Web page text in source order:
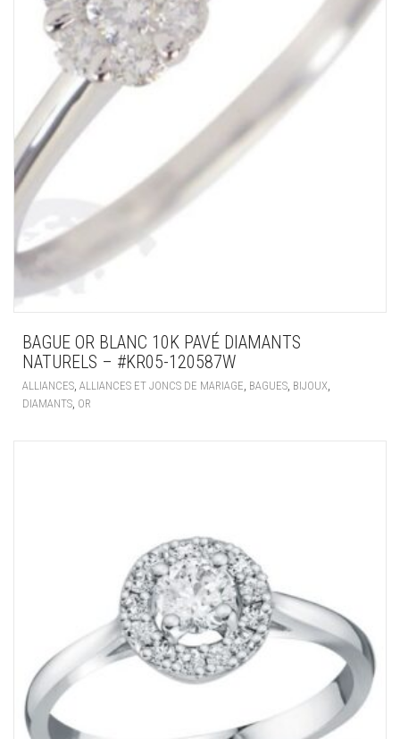
BAGUE OR BLANC 10K PAVÉ DIAMANTS
NATURELS – #KR05-120587W
ALLIANCES, ALLIANCES ET JONCS DE MARIAGE, BAGUES, BIJOUX,
DIAMANTS, OR